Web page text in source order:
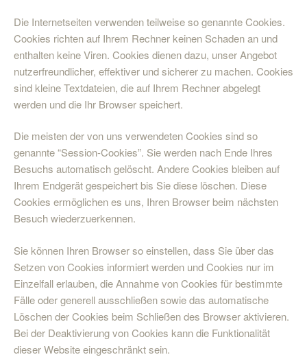
Die Internetseiten verwenden teilweise so genannte Cookies.
Cookies richten auf Ihrem Rechner keinen Schaden an und
enthalten keine Viren. Cookies dienen dazu, unser Angebot
nutzerfreundlicher, effektiver und sicherer zu machen. Cookies
sind kleine Textdateien, die auf Ihrem Rechner abgelegt
werden und die Ihr Browser speichert.
Die meisten der von uns verwendeten Cookies sind so
genannte “Session-Cookies”. Sie werden nach Ende Ihres
Besuchs automatisch gelöscht. Andere Cookies bleiben auf
Ihrem Endgerät gespeichert bis Sie diese löschen. Diese
Cookies ermöglichen es uns, Ihren Browser beim nächsten
Besuch wiederzuerkennen.
Sie können Ihren Browser so einstellen, dass Sie über das
Setzen von Cookies informiert werden und Cookies nur im
Einzelfall erlauben, die Annahme von Cookies für bestimmte
Fälle oder generell ausschließen sowie das automatische
Löschen der Cookies beim Schließen des Browser aktivieren.
Bei der Deaktivierung von Cookies kann die Funktionalität
dieser Website eingeschränkt sein.